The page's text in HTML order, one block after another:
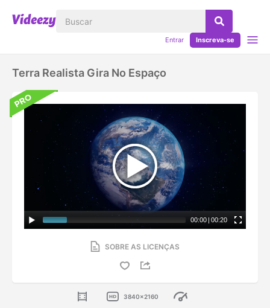
Entrar Inscreva-se
Terra Realista Gira No Espaço
00:00 | 00:20
SOBRE AS LICENÇAS
3840x2160